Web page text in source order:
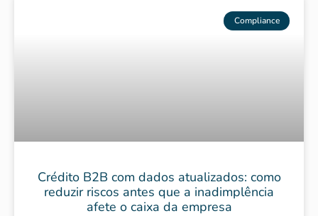
Compliance
Crédito B2B com dados atualizados: como
reduzir riscos antes que a inadimplência
afete o caixa da empresa